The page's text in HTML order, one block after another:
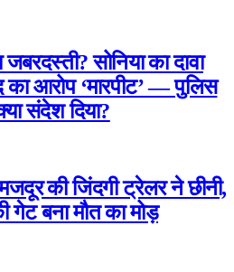
सोनिया का दावा
का आरोप ‘मारपीट’ — पुलिस
संदेश दिया?
की जिंदगी ट्रेलर ने छीनी,
गेट बना मौत का मोड़